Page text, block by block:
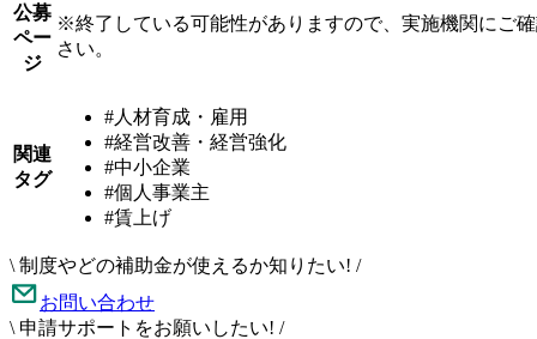
公募
ペー
ジ
※終了している可能性がありますので、実施機関にご
さい。
関連
タグ
#人材育成・雇用
#経営改善・経営強化
#中小企業
#個人事業主
#賃上げ
\ 制度やどの補助金が使えるか知りたい! /
お問い合わせ
\ 申請サポートをお願いしたい! /